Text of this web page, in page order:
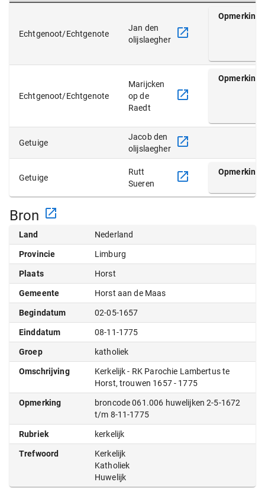
Echtgenoot/Echtgenote
Jan den
olijslaegher
Opmerking
Echtgenoot/Echtgenote
Marijcken
op de
Raedt
Opmerking
Getuige
Jacob den
olijslaegher
Getuige
Rutt
Sueren
Opmerking
Bron
Land Nederland
Provincie Limburg
Plaats Horst
Gemeente Horst aan de Maas
Begindatum 02-05-1657
Einddatum 08-11-1775
Groep katholiek
Omschrijving
Kerkelijk - RK Parochie Lambertus te
Horst, trouwen 1657 - 1775
Opmerking
broncode 061.006 huwelijken 2-5-1672
t/m 8-11-1775
Rubriek kerkelijk
Trefwoord
Kerkelijk
Katholiek
Huwelijk